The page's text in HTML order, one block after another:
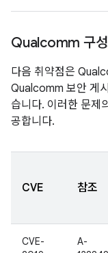
Qualcomm 구
다음 취약점은
Qualcomm 보안 게
습니다. 이러한 문제
공합니다.
CVE 참조
CVE-
A-